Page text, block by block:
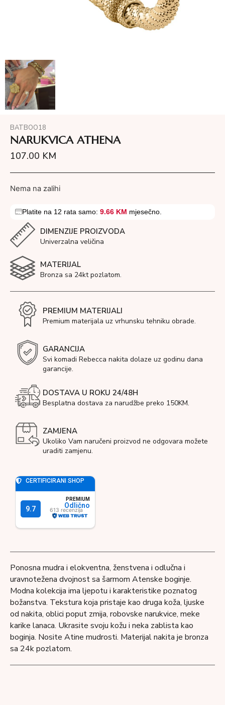
BATBOO18
NARUKVICA ATHENA
107.00 KM
Nema na zalihi
Platite na 12 rata samo: 9.66 KM mjesečno.
DIMENZIJE PROIZVODA
Univerzalna veličina
MATERIJAL
Bronza sa 24kt pozlatom.
PREMIUM MATERIJALI
Premium materijala uz vrhunsku tehniku obrade.
GARANCIJA
Svi komadi Rebecca nakita dolaze uz godinu dana
garancije.
DOSTAVA U ROKU 24/48H
Besplatna dostava za narudžbe preko 150KM.
ZAMJENA
Ukoliko Vam naručeni proizvod ne odgovara možete
uraditi zamjenu.
Ponosna mudra i elokventna, ženstvena i odlučna i
uravnotežena dvojnost sa šarmom Atenske boginje.
Modna kolekcija ima ljepotu i karakteristike poznatog
božanstva. Tekstura koja pristaje kao druga koža, ljuske
od nakita, oblici poput zmija, robovske narukvice, meke
karike lanaca. Ukrasite svoju kožu i neka zablista kao
boginja. Nosite Atine mudrosti. Materijal nakita je bronza
sa 24k pozlatom.